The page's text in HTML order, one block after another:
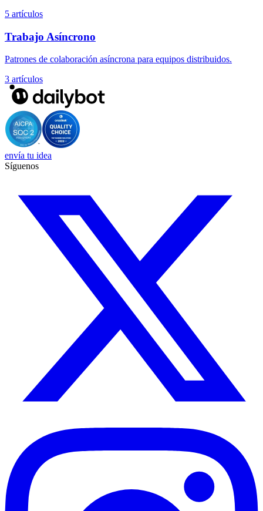
5 artículos
Trabajo Asíncrono
Patrones de colaboración asíncrona para equipos distribuidos.
3 artículos
envía tu idea
Síguenos